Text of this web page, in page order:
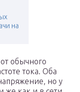
на
обычного
тока. Оба
но у